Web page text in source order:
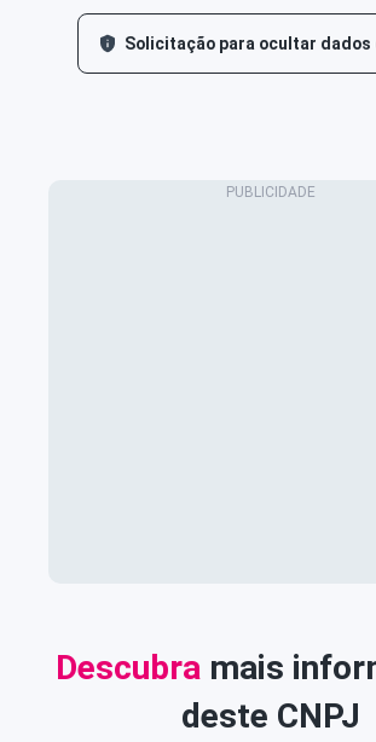
Solicitação para ocultar dados
Descubra mais
deste CNPJ